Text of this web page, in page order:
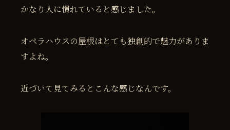
かなり人に慣れていると感じました。
オペラハウスの屋根はとても独創的で魅力がありま
すよね。
近づいて見てみるとこんな感じなんです。